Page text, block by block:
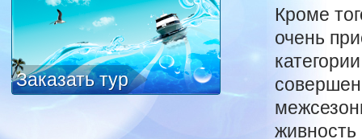
Заказать тур
Кроме
очень
живность